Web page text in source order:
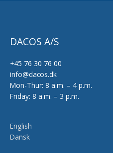
DACOS A/S
+45 76 30 76 00
info@dacos.dk
Mon-Thur: 8 a.m. – 4 p.m.
Friday: 8 a.m. – 3 p.m.
English
Dansk